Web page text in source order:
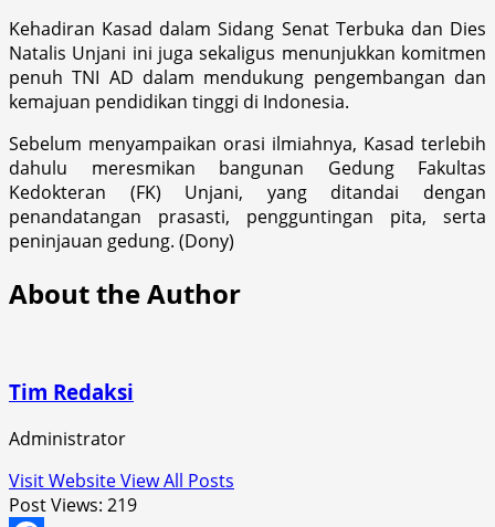
Kehadiran Kasad dalam Sidang Senat Terbuka dan Dies
Natalis Unjani ini juga sekaligus menunjukkan komitmen
penuh TNI AD dalam mendukung pengembangan dan
kemajuan pendidikan tinggi di Indonesia.
Sebelum menyampaikan orasi ilmiahnya, Kasad terlebih
dahulu meresmikan bangunan Gedung Fakultas
Kedokteran (FK) Unjani, yang ditandai dengan
penandatangan prasasti, pengguntingan pita, serta
peninjauan gedung. (Dony)
About the Author
Tim Redaksi
Administrator
Visit WebsiteView All Posts
Post Views: 219